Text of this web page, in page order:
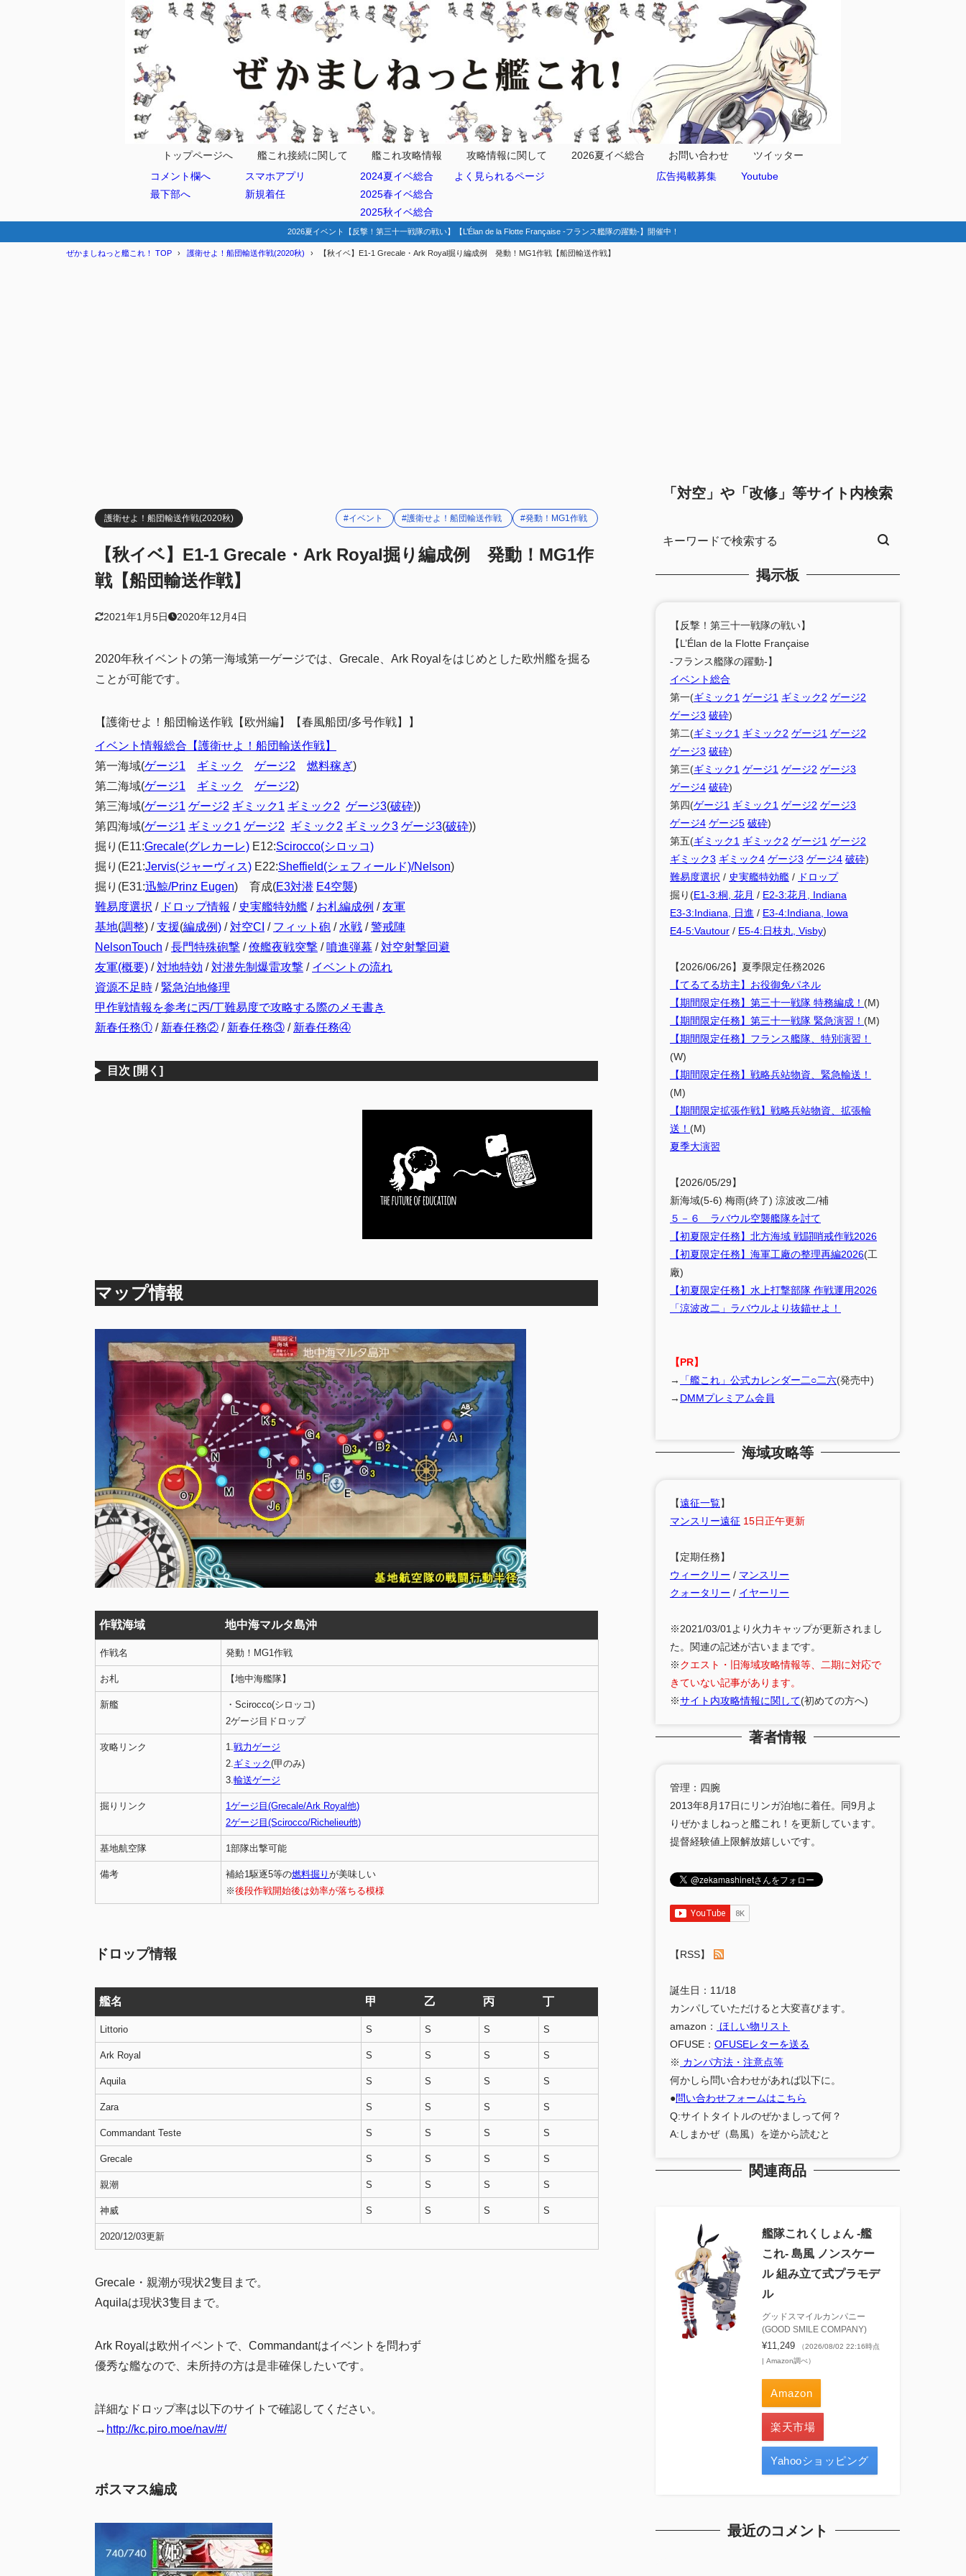
トップページへ
コメント欄へ
最下部へ
艦これ接続に関して
スマホアプリ
新規着任
艦これ攻略情報
2024夏イベ総合
2025春イベ総合
2025秋イベ総合
攻略情報に関して
よく見られるページ
2026夏イベ総合
お問い合わせ
広告掲載募集
ツイッター
Youtube
2026夏イベント【反撃！第三十一戦隊の戦い】【L’Élan de la Flotte Française -フランス艦隊の躍動-】開催中！
ぜかましねっと艦これ！ TOP 護衛せよ！船団輸送作戦(2020秋) 【秋イベ】E1-1 Grecale・Ark Royal掘り編成例 発動！MG1作戦【船団輸送作戦】
護衛せよ！船団輸送作戦(2020秋) #イベント #護衛せよ！船団輸送作戦 #発動！MG1作戦
【秋イベ】E1-1 Grecale・Ark Royal掘り編成例 発動！MG1作
戦【船団輸送作戦】
2021年1月5日 2020年12月4日
2020年秋イベントの第一海域第一ゲージでは、Grecale、Ark Royalをはじめとした欧州艦を掘る
ことが可能です。
【護衛せよ！船団輸送作戦【欧州編】【春風船団/多号作戦】
】
イベント情報総合【護衛せよ！船団輸送作戦】
第一海域(ゲージ1 ギミック ゲージ2 燃料稼ぎ)
第二海域(ゲージ1 ギミック ゲージ2)
第三海域(ゲージ1 ゲージ2 ギミック1 ギミック2 ゲージ3(破砕))
第四海域(ゲージ1 ギミック1 ゲージ2 ギミック2 ギミック3 ゲージ3(破砕))
掘り(E11:Grecale(グレカーレ) E12:Scirocco(シロッコ)
掘り(E21:Jervis(ジャーヴィス) E22:Sheffield(シェフィールド)/Nelson)
掘り(E31:迅鯨/Prinz Eugen) 育成(E3対潜 E4空襲)
難易度選択 / ドロップ情報 / 史実艦特効艦 / お札編成例 /友軍
基地(調整) /支援(編成例) /対空CI / フィット砲 / 水戦 /警戒陣
NelsonTouch /長門特殊砲撃 / 僚艦夜戦突撃 / 噴進弾幕 /対空射撃回避
友軍(概要) /対地特効 / 対潜先制爆雷攻撃 / イベントの流れ
資源不足時 / 緊急泊地修理
甲作戦情報を参考に丙/丁難易度で攻略する際のメモ書き
新春任務① / 新春任務② / 新春任務③ / 新春任務④
目次 [開く]
マップ情報
作戦海域 地中海マルタ島沖
作戦名 発動！MG1作戦
お札 【地中海艦隊】
新艦
・Scirocco(シロッコ)
2ゲージ目ドロップ
攻略リンク 1.戦力ゲージ
2.ギミック(甲のみ)
3.輸送ゲージ
掘りリンク
1ゲージ目(Grecale/Ark Royal他)
2ゲージ目(Scirocco/Richelieu他)
基地航空隊 1部隊出撃可能
備考 補給1駆逐5等の燃料掘り が美味しい
※後段作戦開始後は効率が落ちる模様
ドロップ情報
艦名 甲 乙 丙 丁
Littorio S S S S
Ark Royal S S S S
Aquila S S S S
Zara S S S S
Commandant Teste S S S S
Grecale S S S S
親潮 S S S S
神威 S S S S
2020/12/03更新
Grecale・親潮が現状2隻目まで。
Aquilaは現状3隻目まで。
Ark Royalは欧州イベントで、Commandantはイベントを問わず
優秀な艦なので、未所持の方は是非確保したいです。
詳細なドロップ率は以下のサイトで確認してください。
→ http://kc.piro.moe/nav/#/
ボスマス編成
「対空」や「改修」等サイト内検索
掲示板
【反撃！第三十一戦隊の戦い】
【L’Élan de la Flotte Française
-フランス艦隊の躍動-】
イベント総合
第一(ギミック1 ゲージ1 ギミック2 ゲージ2
ゲージ3 破砕)
第二(ギミック1 ギミック2 ゲージ1 ゲージ2
ゲージ3 破砕)
第三(ギミック1 ゲージ1 ゲージ2 ゲージ3
ゲージ4 破砕)
第四(ゲージ1 ギミック1 ゲージ2 ゲージ3
ゲージ4 ゲージ5 破砕)
第五(ギミック1 ギミック2 ゲージ1 ゲージ2
ギミック3 ギミック4 ゲージ3 ゲージ4 破砕)
難易度選択 / 史実艦特効艦 / ドロップ
掘り(E1-3:桐, 花月 / E2-3:花月, Indiana
E3-3:Indiana, 日進 / E3-4:Indiana, Iowa
E4-5:Vautour / E5-4:日枝丸, Visby)
【2026/06/26】夏季限定任務2026
【てるてる坊主】お役御免パネル
【期間限定任務】第三十一戦隊 特務編成！ (M)
【期間限定任務】第三十一戦隊 緊急演習！ (M)
【期間限定任務】フランス艦隊、特別演習！
(W)
【期間限定任務】戦略兵站物資、緊急輸送！
(M)
【期間限定拡張作戦】戦略兵站物資、拡張輸
送！ (M)
夏季大演習
【2026/05/29】
新海域(5-6) 梅雨(終了) 涼波改二/補
５－６ ラバウル空襲艦隊を討て
【初夏限定任務】北方海域 戦闘哨戒作戦2026
【初夏限定任務】海軍工廠の整理再編2026(工
廠)
【初夏限定任務】水上打撃部隊 作戦運用2026
「涼波改二」ラバウルより抜錨せよ！
【PR】
→
「艦これ」公式カレンダー二○二六(発売中)
→ DMMプレミアム会員
海域攻略等
【遠征一覧】
マンスリー遠征 15日正午更新
【定期任務】
ウィークリー / マンスリー
クォータリー / イヤーリー
※2021/03/01より火力キャップが更新されまし
た。関連の記述が古いままです。
※クエスト・旧海域攻略情報等、二期に対応で
きていない記事があります。
※サイト内攻略情報に関して(初めての方へ)
著者情報
管理：四腕
2013年8月17日にリンガ泊地に着任。同9月よ
りぜかましねっと艦これ！を更新しています。
提督経験値上限解放嬉しいです。
【RSS】
誕生日：11/18
カンパしていただけると大変喜びます。
amazon：
ほしい物リスト
OFUSE： OFUSEレターを送る
※ カンパ方法・注意点等
何かしら問い合わせがあれば以下に。
●問い合わせフォームはこちら
Q:サイトタイトルのぜかましって何？
A:しまかぜ（島風）を逆から読むと
関連商品
艦隊これくしょん ‐艦
これ‐ 島風 ノンスケー
ル 組み立て式プラモデ
ル
グッドスマイルカンパニー
(GOOD SMILE COMPANY)
¥11,249
（2026/08/02 22:16時点
| Amazon調べ）
Amazon
楽天市場
Yahooショッピング
最近のコメント
マップ情報
1.1 ドロップ情報
1.2 ボスマス編成
1.3 史実艦/特効艦
1.4.1 1ゲージ目(Jマス)
2 編成例